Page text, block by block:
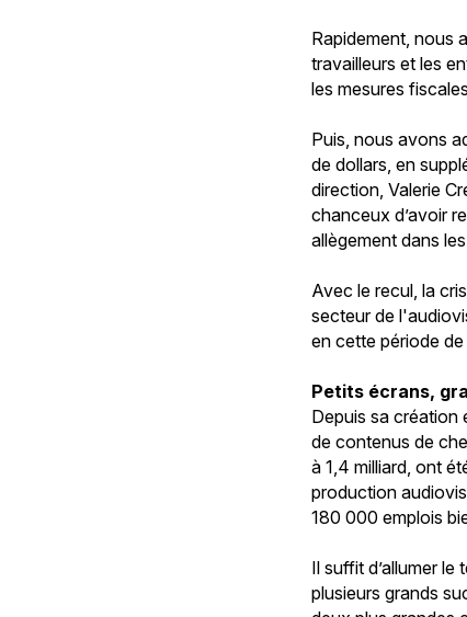
Rapidement, nous
travailleurs et les
les mesures
Puis, nous avons
de dollars, en
direction, Valerie
chanceux d’avoir
allègement dans
Avec le recul, la
secteur de
en cette période
Petits écrans,
Depuis sa création
de contenus de
à 1,4 milliard, ont
production
180 000 emplois
Il suffit d’allumer
plusieurs grands